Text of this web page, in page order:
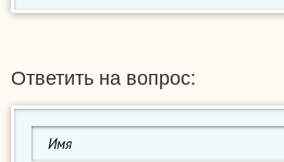
Ответить на вопрос: